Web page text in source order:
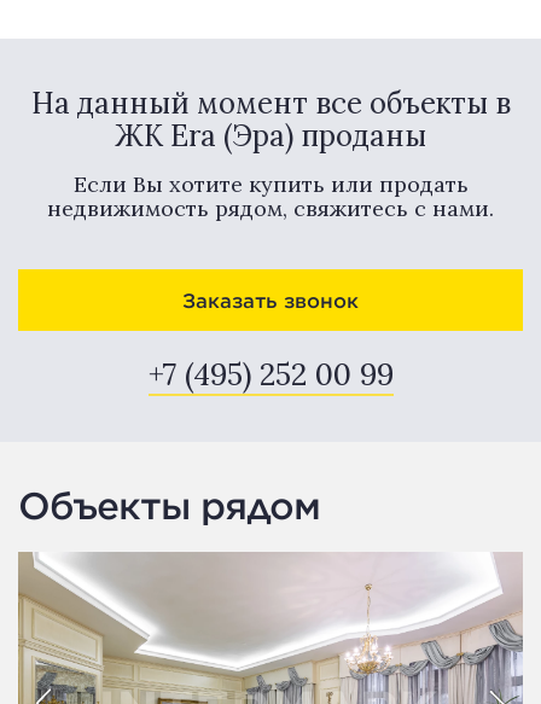
На данный момент все объекты в
ЖК Era (Эра) проданы
Если Вы хотите купить или продать
недвижимость рядом, свяжитесь с нами.
Заказать звонок
+7 (495) 252 00 99
Объекты рядом